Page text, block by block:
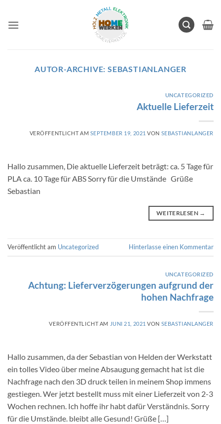
springen
AUTOR-ARCHIVE: SEBASTIANLANGER
UNCATEGORIZED
Aktuelle Lieferzeit
VERÖFFENTLICHT AM SEPTEMBER 19, 2021 VON SEBASTIANLANGER
Hallo zusammen, Die aktuelle Lieferzeit beträgt: ca. 5 Tage für
PLA ca. 10 Tage für ABS Sorry für die Umstände Grüße
Sebastian
WEITERLESEN →
Veröffentlicht am Uncategorized Hinterlasse einen Kommentar
UNCATEGORIZED
Achtung: Lieferverzögerungen aufgrund der
hohen Nachfrage
VERÖFFENTLICHT AM JUNI 21, 2021 VON SEBASTIANLANGER
Hallo zusammen, da der Sebastian von Helden der Werkstatt
ein tolles Video über meine Absaugung gemacht hat ist die
Nachfrage nach den 3D druck teilen in meinem Shop immens
gestiegen. Wer jetzt bestellt muss mit einer Lieferzeit von 2-3
Wochen rechnen. Ich hoffe ihr habt dafür Verständnis. Sorry
für die Umstände. bleibt alle Gesund! Grüße […]